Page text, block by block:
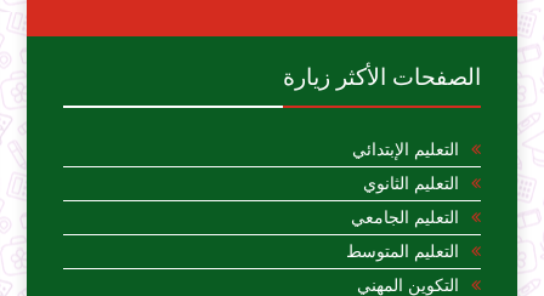
الصفحات الأكثر زيارة
التعليم الإبتدائي
التعليم الثانوي
التعليم الجامعي
التعليم المتوسط
التكوين المهني